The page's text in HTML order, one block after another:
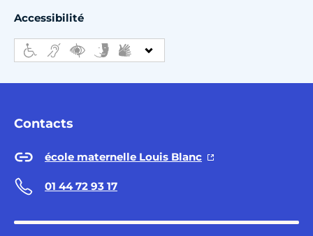
Accessibilité
Contacts
école maternelle Louis Blanc
01 44 72 93 17